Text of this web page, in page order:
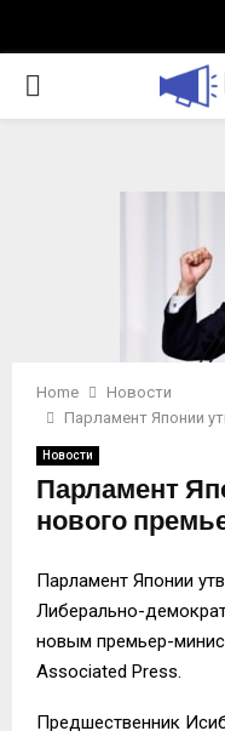
PRIMARY
Home
Новости
Парламент Японии
Новости
Парламент
нового
Парламент Японии
Либерально-
новым премьер-
Associated Press.
Предшественник